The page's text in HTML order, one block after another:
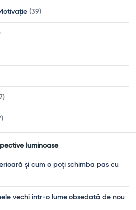
(39)
luminoase
și cum o poți schimba pas cu
vechi într-o lume obsedată de nou